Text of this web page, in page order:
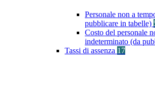
Personale non a
pubblicare in tabelle)
Costo del personale
indeterminato (da
Tassi di assenza 17